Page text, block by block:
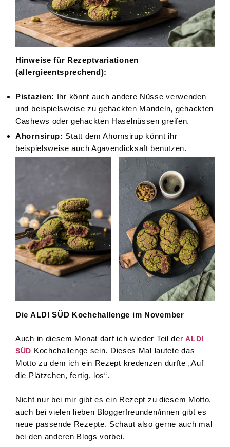
Hinweise für Rezeptvariationen
(allergieentsprechend):
Pistazien: Ihr könnt auch andere Nüsse verwenden
und beispielsweise zu gehackten Mandeln, gehackten
Cashews oder gehackten Haselnüssen greifen.
Ahornsirup: Statt dem Ahornsirup könnt ihr
beispielsweise auch Agavendicksaft benutzen.
Die ALDI SÜD Kochchallenge im November
Auch in diesem Monat darf ich wieder Teil derALDI
SÜD Kochchallenge sein. Dieses Mal lautete das
Motto zu dem ich ein Rezept kredenzen durfte „Auf
die Plätzchen, fertig, los“.
Nicht nur bei mir gibt es ein Rezept zu diesem Motto,
auch bei vielen lieben Bloggerfreunden/innen gibt es
neue passende Rezepte. Schaut also gerne auch mal
bei den anderen Blogs vorbei.